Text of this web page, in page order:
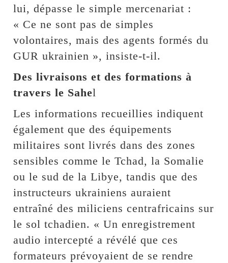
lui, dépasse le simple mercenariat :
« Ce ne sont pas de simples
volontaires, mais des agents formés du
GUR ukrainien », insiste-t-il.
Des livraisons et des formations à
travers le Sahel
Les informations recueillies indiquent
également que des équipements
militaires sont livrés dans des zones
sensibles comme le Tchad, la Somalie
ou le sud de la Libye, tandis que des
instructeurs ukrainiens auraient
entraîné des miliciens centrafricains sur
le sol tchadien. « Un enregistrement
audio intercepté a révélé que ces
formateurs prévoyaient de se rendre